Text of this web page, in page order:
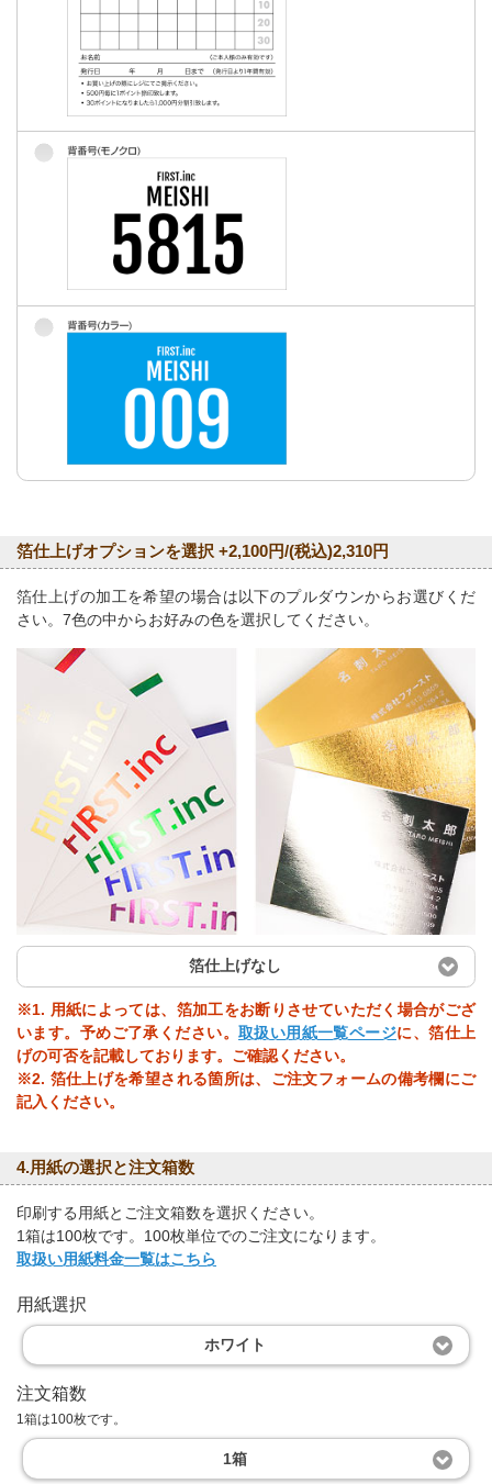
箔仕上げオプションを選択 +2,100円/(税込)2,310円
箔仕上げの加工を希望の場合は以下のプルダウンからお選びくだ
さい。7色の中からお好みの色を選択してください。
箔仕上げなし
※1. 用紙によっては、箔加工をお断りさせていただく場合がござ
います。予めご了承ください。 取扱い用紙一覧ページに、箔仕上
げの可否を記載しております。ご確認ください。
※2. 箔仕上げを希望される箇所は、ご注文フォームの備考欄にご
記入ください。
4.用紙の選択と注文箱数
印刷する用紙とご注文箱数を選択ください。
1箱は100枚です。100枚単位でのご注文になります。
取扱い用紙料金一覧はこちら
用紙選択
ホワイト
注文箱数
1箱は100枚です。
1箱